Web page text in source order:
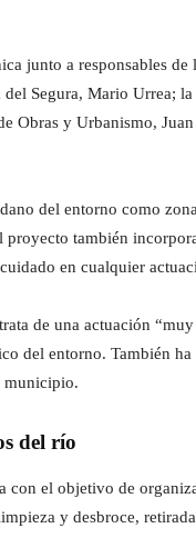
junto a responsables
Segura, Mario Urrea;
Obras y Urbanismo,
del entorno como
proyecto también
en cualquier
de una actuación
del entorno. También
municipio.
del río
con el objetivo de
y desbroce,